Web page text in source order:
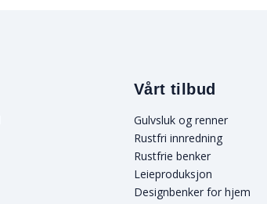
Vårt tilbud
Gulvsluk og renner
Rustfri innredning
Rustfrie benker
Leieproduksjon
Designbenker for hjem